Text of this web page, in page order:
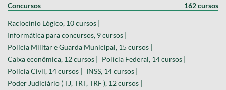
Concursos 162 cursos
Raciocínio Lógico, 10 cursos |
Informática para concursos, 9 cursos |
Polícia Militar e Guarda Municipal, 15 cursos |
Caixa econômica, 12 cursos | Polícia Federal, 14 cursos |
Polícia Civil, 14 cursos | INSS, 14 cursos |
Poder Judiciário ( TJ, TRT, TRF ), 12 cursos |